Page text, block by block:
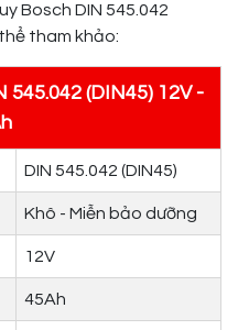
Bosch DIN 545.042
tham khảo:
(DIN45) 12V -
DIN 545.042 (DIN45)
Khô - Miễn bảo dưỡng
12V
45Ah